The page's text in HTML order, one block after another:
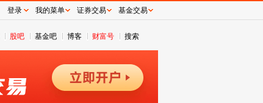
股吧 基金吧 博客 财富号 搜索
登录 我的菜单 证券交易 基金交易